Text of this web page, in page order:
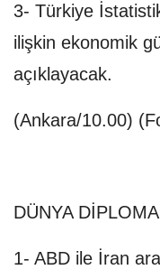
3- Türkiye
ilişkin ekonomik
açıklayacak.
(Ankara/10.00)
DÜNYA
1- ABD ile İran